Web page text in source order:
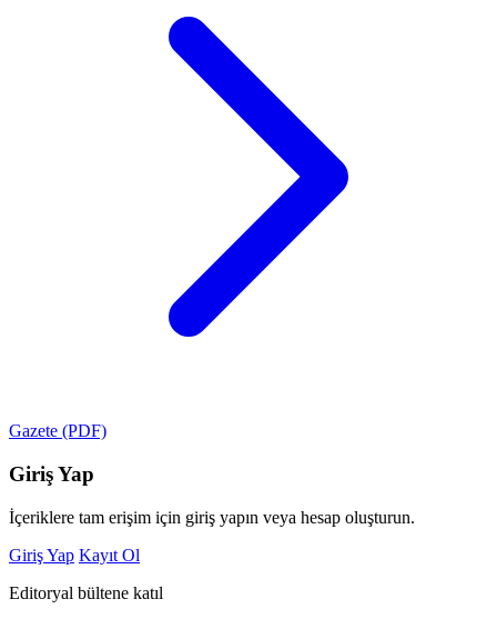
Gazete (PDF)
Giriş Yap
İçeriklere tam erişim için giriş yapın veya hesap oluşturun.
Giriş Yap Kayıt Ol
Editoryal bültene katıl